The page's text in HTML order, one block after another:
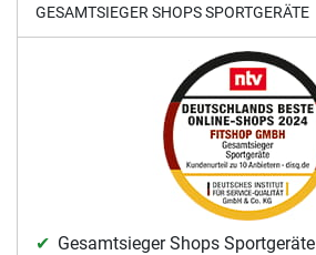
GESAMTSIEGER SHOPS SPORTGERÄTE
Gesamtsieger Shops Sportgeräte